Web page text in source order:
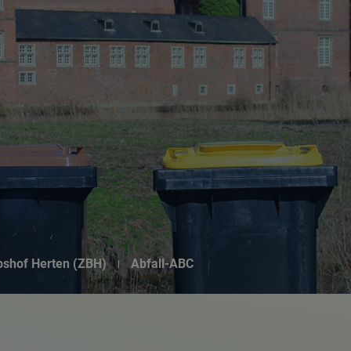
Herten (ZBH) Abfall-ABC
Suchseite mit Schnellsuche